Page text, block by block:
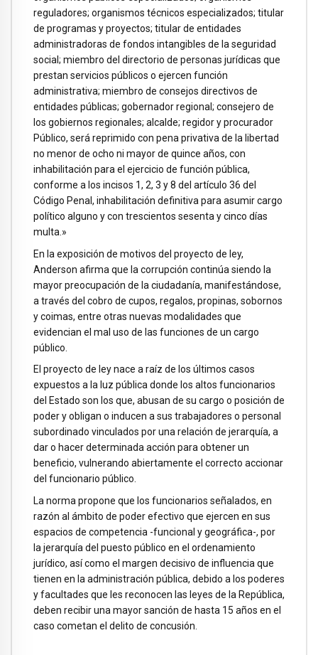
reguladores; organismos técnicos especializados; titular
de programas y proyectos; titular de entidades
administradoras de fondos intangibles de la seguridad
social; miembro del directorio de personas jurídicas que
prestan servicios públicos o ejercen función
administrativa; miembro de consejos directivos de
entidades públicas; gobernador regional; consejero de
los gobiernos regionales; alcalde; regidor y procurador
Público, será reprimido con pena privativa de la libertad
no menor de ocho ni mayor de quince años, con
inhabilitación para el ejercicio de función pública,
conforme a los incisos 1, 2, 3 y 8 del artículo 36 del
Código Penal, inhabilitación definitiva para asumir cargo
político alguno y con trescientos sesenta y cinco días
multa.»
En la exposición de motivos del proyecto de ley,
Anderson afirma que la corrupción continúa siendo la
mayor preocupación de la ciudadanía, manifestándose,
a través del cobro de cupos, regalos, propinas, sobornos
y coimas, entre otras nuevas modalidades que
evidencian el mal uso de las funciones de un cargo
público.
El proyecto de ley nace a raíz de los últimos casos
expuestos a la luz pública donde los altos funcionarios
del Estado son los que, abusan de su cargo o posición de
poder y obligan o inducen a sus trabajadores o personal
subordinado vinculados por una relación de jerarquía, a
dar o hacer determinada acción para obtener un
beneficio, vulnerando abiertamente el correcto accionar
del funcionario público.
La norma propone que los funcionarios señalados, en
razón al ámbito de poder efectivo que ejercen en sus
espacios de competencia -funcional y geográfica-, por
la jerarquía del puesto público en el ordenamiento
jurídico, así como el margen decisivo de influencia que
tienen en la administración pública, debido a los poderes
y facultades que les reconocen las leyes de la República,
deben recibir una mayor sanción de hasta 15 años en el
caso cometan el delito de concusión.